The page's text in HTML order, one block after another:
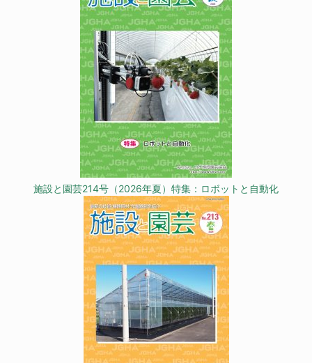
施設と園芸214号（2026年夏）特集：ロボットと自動化